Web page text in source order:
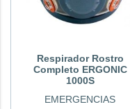
Respirador Rostro
Completo ERGONIC
1000S
EMERGENCIAS